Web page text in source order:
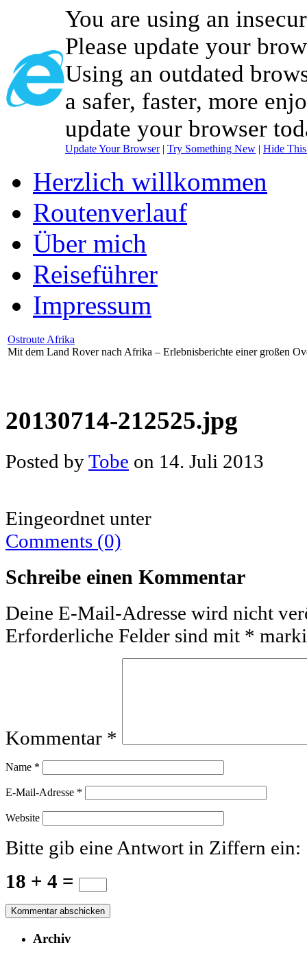
You are using an
Please update your
Using an outdated
a safer, faster, more
update your browser
Update Your Browser| Try Something New | Hide
Herzlich willkommen
Routenverlauf
Über mich
Reiseführer
Impressum
Ostroute Afrika
Mit dem Land Rover nach Afrika – Erlebnisberichte einer großen
20130714-212525.jpg
Posted byTobe on 14. Juli 2013
Eingeordnet unter
Comments (0)
Schreibe einen Kommentar
Deine E-Mail-Adresse wird nicht
Erforderliche Felder sind mit *
Kommentar *
Name *
E-Mail-Adresse *
Website
Bitte gib eine Antwort in Ziffern ein:
18 + 4 =
Archiv